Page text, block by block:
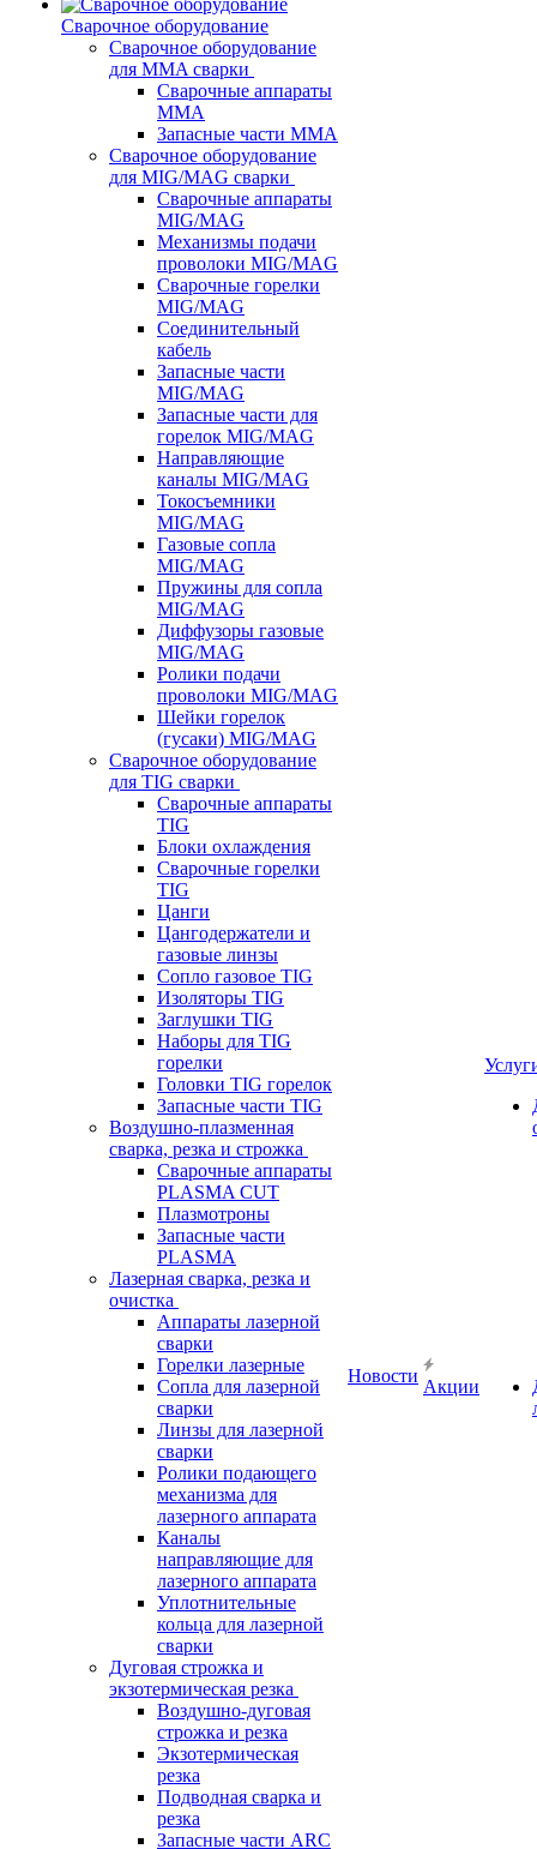
Сварочное оборудование
Сварочное оборудование
для MMA сварки
Сварочные аппараты
MMA
Запасные части MMA
Сварочное оборудование
для MIG/MAG сварки
Сварочные аппараты
MIG/MAG
Механизмы подачи
проволоки MIG/MAG
Сварочные горелки
MIG/MAG
Соединительный
кабель
Запасные части
MIG/MAG
Запасные части для
горелок MIG/MAG
Направляющие
каналы MIG/MAG
Токосъемники
MIG/MAG
Газовые сопла
MIG/MAG
Пружины для сопла
MIG/MAG
Диффузоры газовые
MIG/MAG
Ролики подачи
проволоки MIG/MAG
Шейки горелок
(гусаки) MIG/MAG
Сварочное оборудование
для TIG сварки
Сварочные аппараты
TIG
Блоки охлаждения
Сварочные горелки
TIG
Цанги
Цангодержатели и
газовые линзы
Сопло газовое TIG
Изоляторы TIG
Заглушки TIG
Наборы для TIG
горелки
Головки TIG горелок
Запасные части TIG
Воздушно-плазменная
сварка, резка и строжка
Сварочные аппараты
PLASMA CUT
Плазмотроны
Запасные части
PLASMA
Лазерная сварка, резка и
очистка
Аппараты лазерной
сварки
Горелки лазерные
Сопла для лазерной
сварки
Линзы для лазерной
сварки
Ролики подающего
механизма для
лазерного аппарата
Каналы
направляющие для
лазерного аппарата
Уплотнительные
кольца для лазерной
сварки
Дуговая строжка и
экзотермическая резка
Воздушно-дуговая
строжка и резка
Экзотермическая
резка
Подводная сварка и
резка
Запасные части ARC
Новости
Акции